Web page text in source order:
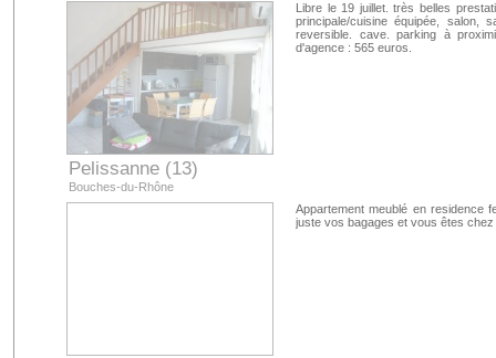
Pelissanne (13)
Bouches-du-Rhône
Libre le 19 juillet. très belles
principale/cuisine équipée, salon,
reversible. cave. parking à
d'agence : 565 euros.
Appartement meublé en residence
juste vos bagages et vous êtes